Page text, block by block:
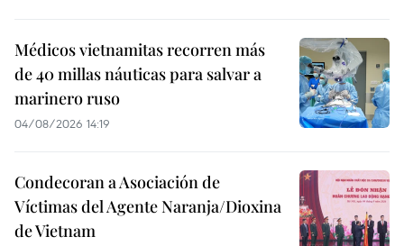
Médicos vietnamitas recorren más
de 40 millas náuticas para salvar a
marinero ruso
04/08/2026 14:19
Condecoran a Asociación de
Víctimas del Agente Naranja/Dioxina
de Vietnam